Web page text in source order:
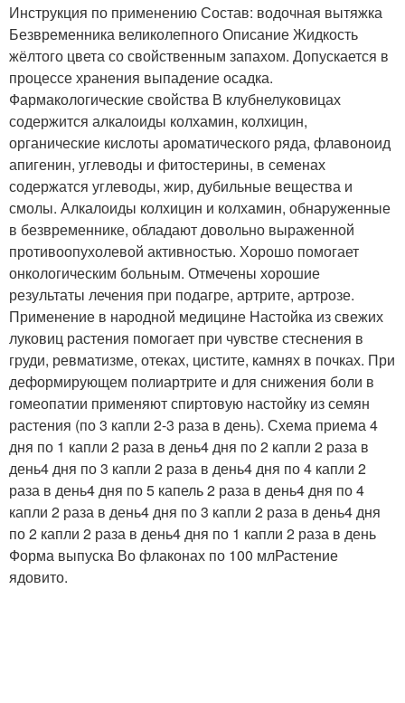
Инструкция по применению Состав: водочная вытяжка
Безвременника великолепного Описание Жидкость
жёлтого цвета со свойственным запахом. Допускается в
процессе хранения выпадение осадка.
Фармакологические свойства В клубнелуковицах
содержится алкалоиды колхамин, колхицин,
органические кислоты ароматического ряда, флавоноид
апигенин, углеводы и фитостерины, в семенах
содержатся углеводы, жир, дубильные вещества и
смолы. Алкалоиды колхицин и колхамин, обнаруженные
в безвременнике, обладают довольно выраженной
противоопухолевой активностью. Хорошо помогает
онкологическим больным. Отмечены хорошие
результаты лечения при подагре, артрите, артрозе.
Применение в народной медицине Настойка из свежих
луковиц растения помогает при чувстве стеснения в
груди, ревматизме, отеках, цистите, камнях в почках. При
деформирующем полиартрите и для снижения боли в
гомеопатии применяют спиртовую настойку из семян
растения (по 3 капли 2-3 раза в день). Схема приема 4
дня по 1 капли 2 раза в день4 дня по 2 капли 2 раза в
день4 дня по 3 капли 2 раза в день4 дня по 4 капли 2
раза в день4 дня по 5 капель 2 раза в день4 дня по 4
капли 2 раза в день4 дня по 3 капли 2 раза в день4 дня
по 2 капли 2 раза в день4 дня по 1 капли 2 раза в день
Форма выпуска Во флаконах по 100 млРастение
ядовито.